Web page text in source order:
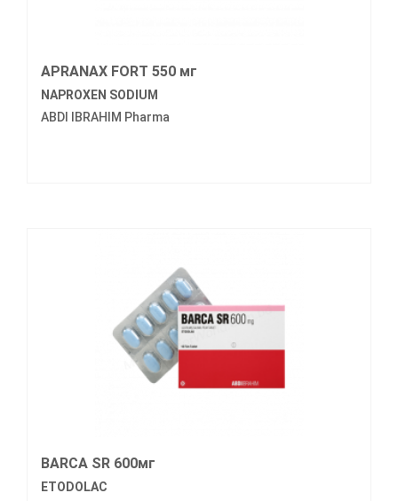
APRANAX FORT 550 мг
NAPROXEN SODIUM
ABDI IBRAHIM Pharma
BARCA SR 600мг
ETODOLAC